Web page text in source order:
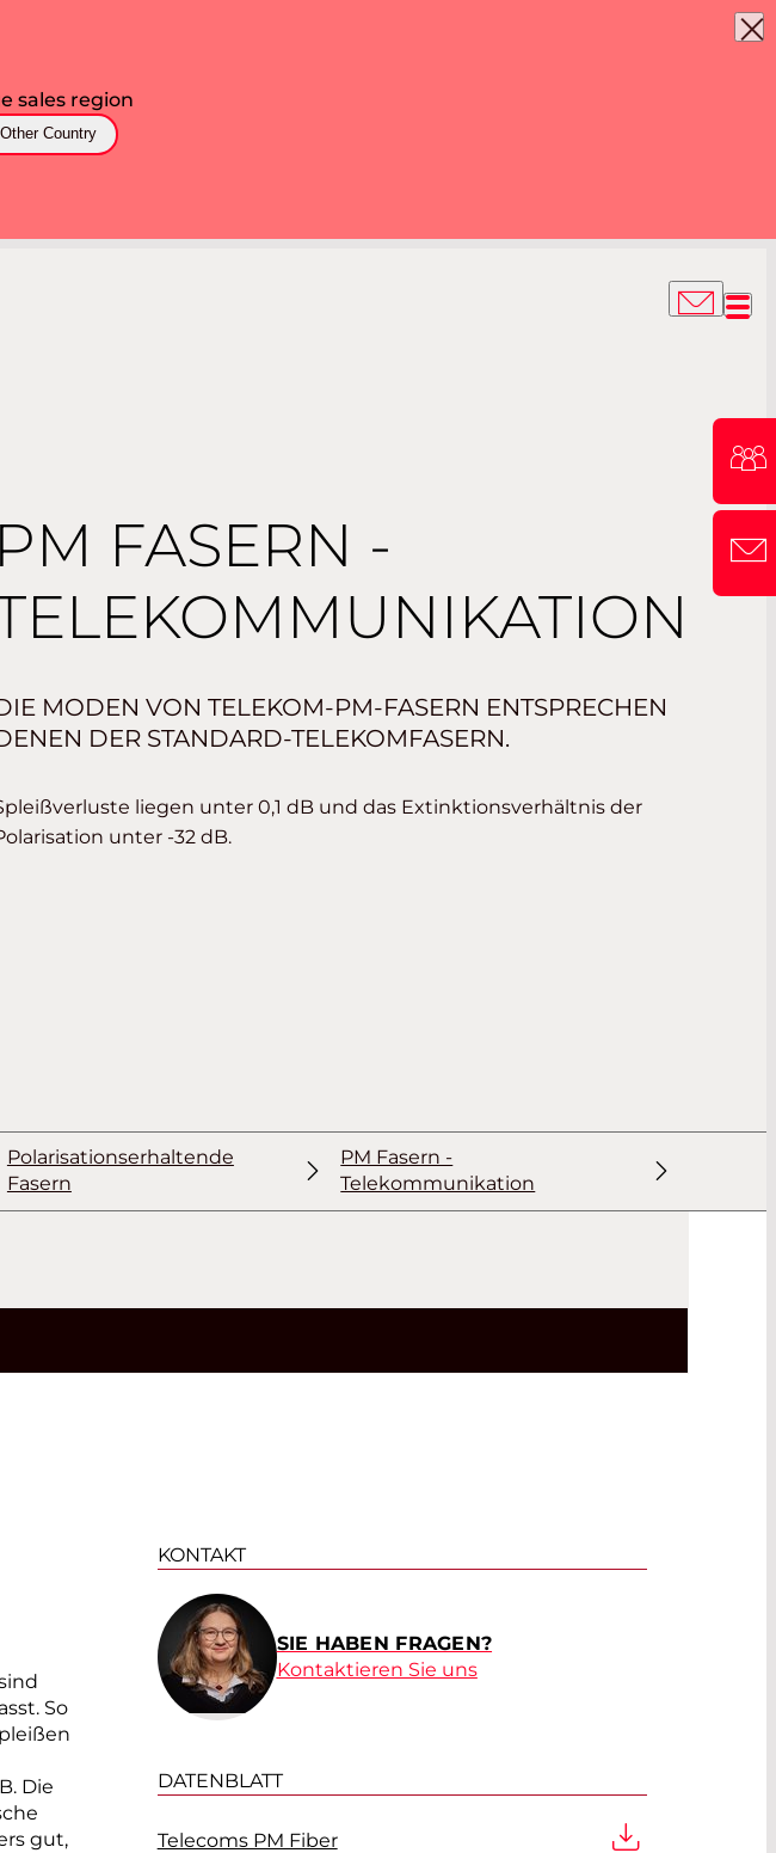
sales region
Other Country
PM FASERN -
MODEN VON TELEKOM-PM-FASERN ENTSPRECHEN
DER STANDARD-TELEKOMFASERN.
liegen unter 0,1 dB und das Extinktionsverhältnis der
unter -32 dB.
Polarisationserhaltende
Fasern
PM Fasern -
Telekommunikation
So
Die
gut,
KONTAKT
SIE HABEN FRAGEN?
Kontaktieren Sie uns
DATENBLATT
Telecoms PM Fiber